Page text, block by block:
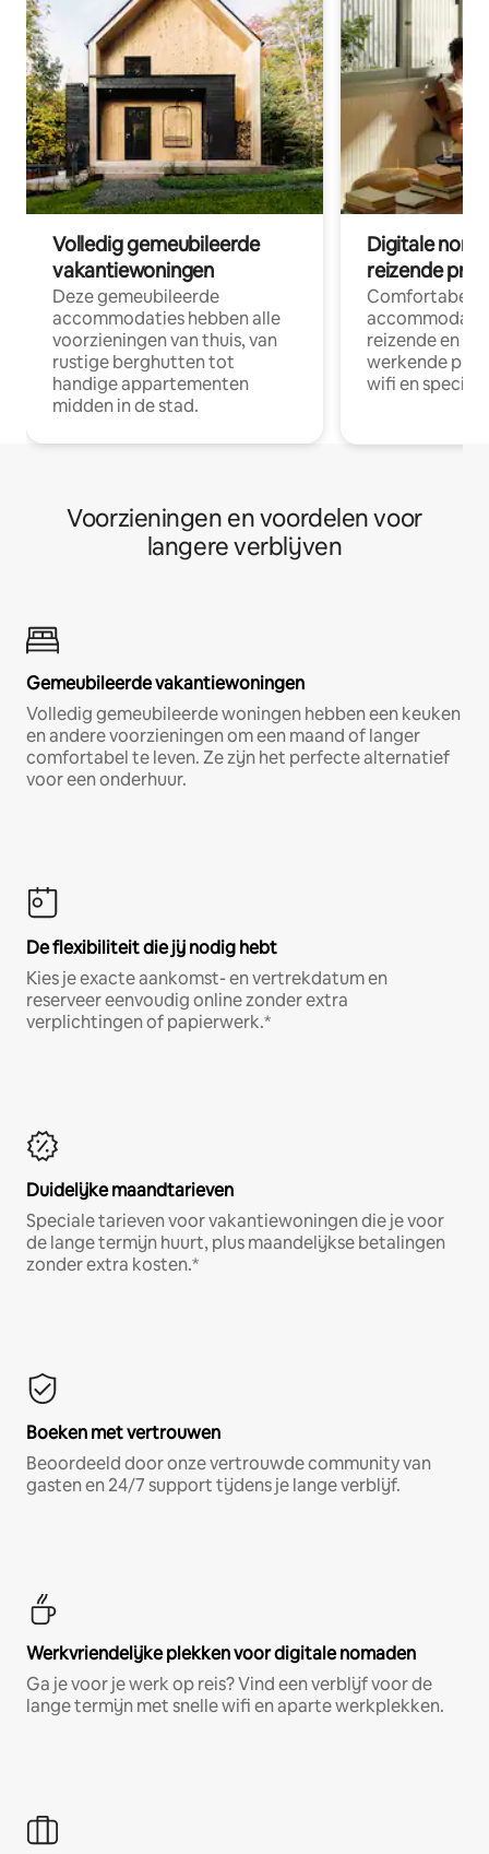
Volledig gemeubileerde
vakantiewoningen
Deze gemeubileerde
accommodaties hebben alle
voorzieningen van thuis, van
rustige berghutten tot
handige appartementen
midden in de stad.
Digitale
reizende
Comfortabele
reizende en
werkende
wifi en
Voorzieningen en voordelen voor
langere verblijven
Gemeubileerde vakantiewoningen
Volledig gemeubileerde woningen hebben een keuken
en andere voorzieningen om een maand of langer
comfortabel te leven. Ze zijn het perfecte alternatief
voor een onderhuur.
De flexibiliteit die jij nodig hebt
Kies je exacte aankomst- en vertrekdatum en
reserveer eenvoudig online zonder extra
verplichtingen of papierwerk.*
Duidelijke maandtarieven
Speciale tarieven voor vakantiewoningen die je voor
de lange termijn huurt, plus maandelijkse betalingen
zonder extra kosten.*
Boeken met vertrouwen
Beoordeeld door onze vertrouwde community van
gasten en 24/7 support tijdens je lange verblijf.
Werkvriendelijke plekken voor digitale nomaden
Ga je voor je werk op reis? Vind een verblijf voor de
lange termijn met snelle wifi en aparte werkplekken.